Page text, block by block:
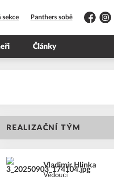
sekce Panthers sobě
Facebook
Články
REALIZAČNÍ TÝM
Vladimír Hlinka
Vedoucí